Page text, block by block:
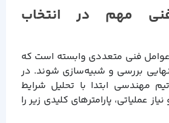
فنی مهم در انتخاب
عوامل فنی متعددی وابسته است که
بررسی و شبیه‌سازی شوند. در
مهندسی ابتدا با تحلیل شرایط
عملیاتی، پارامترهای کلیدی زیر را